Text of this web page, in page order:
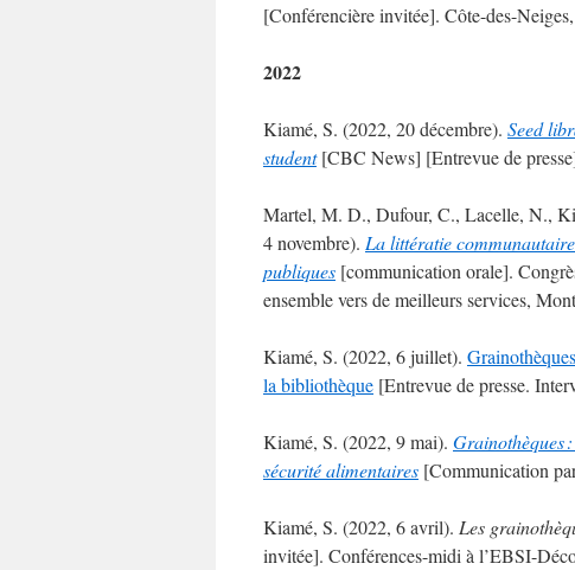
[Conférencière invitée]. Côte-des-
2022
Kiamé, S. (2022, 20 décembre). Seed
student[CBC News] [Entrevue de
Martel, M. D., Dufour, C., Lacelle, N.,
4 novembre). La littératie
publiques [communication orale].
ensemble vers de meilleurs services,
Kiamé, S. (2022, 6 juillet).
la bibliothèque [Entrevue de presse.
Kiamé, S. (2022, 9 mai). Grainothèques
sécurité alimentaires [Communication
Kiamé, S. (2022, 6 avril). Les
invitée]. Conférences-midi à l’EBSI-